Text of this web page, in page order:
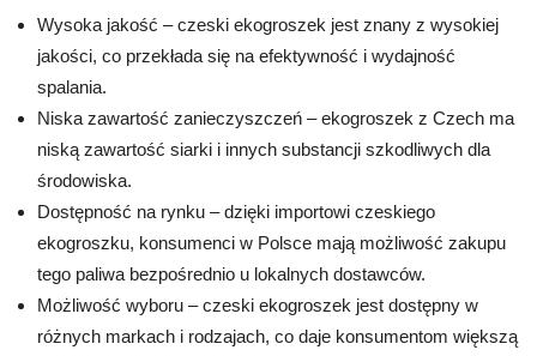
Wysoka jakość – czeski ekogroszek jest znany z wysokiej
jakości, co przekłada się na efektywność i wydajność
spalania.
Niska zawartość zanieczyszczeń – ekogroszek z Czech ma
niską zawartość siarki i innych substancji szkodliwych dla
środowiska.
Dostępność na rynku – dzięki importowi czeskiego
ekogroszku, konsumenci w Polsce mają możliwość zakupu
tego paliwa bezpośrednio u lokalnych dostawców.
Możliwość wyboru – czeski ekogroszek jest dostępny w
różnych markach i rodzajach, co daje konsumentom większą